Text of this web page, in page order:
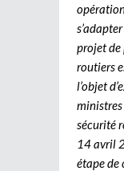
projet
routiers
l’objet
sécurité
14 avril
étape de